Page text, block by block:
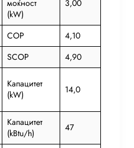
моќност
(kW)
3,00
COP
4,10
SCOP
4,90
Капацитет
(kW)
14,0
Капацитет
(kBtu/h)
47